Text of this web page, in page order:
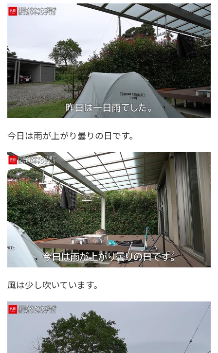
今日は雨が上がり曇りの日です。
風は少し吹いています。